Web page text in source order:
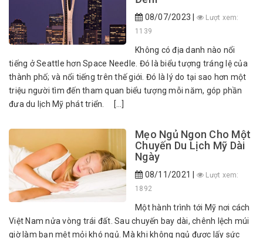
08/07/2023 |
Lượt xem:
1139
Không có địa danh nào nổi
tiếng ở Seattle hơn Space Needle. Đó là biểu tượng tráng lệ của
thành phố; và nổi tiếng trên thế giới. Đó là lý do tại sao hơn một
triệu người tìm đến tham quan biểu tượng mỗi năm, góp phần
đưa du lịch Mỹ phát triển. […]
Mẹo Ngủ Ngon Cho Một
Chuyến Du Lịch Mỹ Dài
Ngày
08/11/2021 |
Lượt xem:
1892
Một hành trình tới Mỹ nơi cách
Việt Nam nửa vòng trái đất. Sau chuyến bay dài, chênh lệch múi
giờ làm bạn mệt mỏi khó ngủ. Mà khi không ngủ được lấy sức